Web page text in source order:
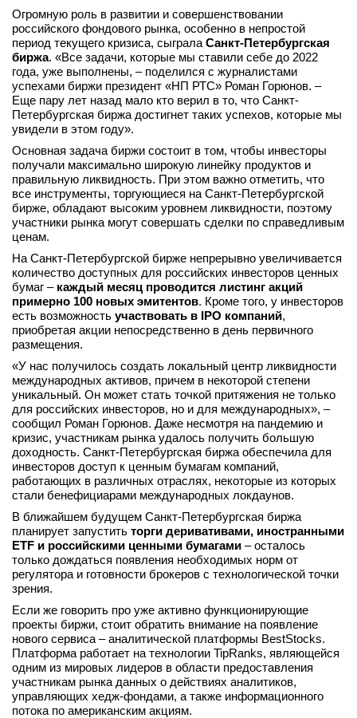
Огромную роль в развитии и совершенствовании
российского фондового рынка, особенно в непростой
период текущего кризиса, сыграла Санкт-Петербургская
биржа. «Все задачи, которые мы ставили себе до 2022
года, уже выполнены, – поделился с журналистами
успехами биржи президент «НП РТС» Роман Горюнов. –
Еще пару лет назад мало кто верил в то, что Санкт-
Петербургская биржа достигнет таких успехов, которые мы
увидели в этом году».
Основная задача биржи состоит в том, чтобы инвесторы
получали максимально широкую линейку продуктов и
правильную ликвидность. При этом важно отметить, что
все инструменты, торгующиеся на Санкт-Петербургской
бирже, обладают высоким уровнем ликвидности, поэтому
участники рынка могут совершать сделки по справедливым
ценам.
На Санкт-Петербургской бирже непрерывно увеличивается
количество доступных для российских инвесторов ценных
бумаг – каждый месяц проводится листинг акций
примерно 100 новых эмитентов. Кроме того, у инвесторов
есть возможность участвовать в IPO компаний,
приобретая акции непосредственно в день первичного
размещения.
«У нас получилось создать локальный центр ликвидности
международных активов, причем в некоторой степени
уникальный. Он может стать точкой притяжения не только
для российских инвесторов, но и для международных», –
сообщил Роман Горюнов. Даже несмотря на пандемию и
кризис, участникам рынка удалось получить большую
доходность. Санкт-Петербургская биржа обеспечила для
инвесторов доступ к ценным бумагам компаний,
работающих в различных отраслях, некоторые из которых
стали бенефициарами международных локдаунов.
В ближайшем будущем Санкт-Петербургская биржа
планирует запустить торги деривативами, иностранными
ETF и российскими ценными бумагами – осталось
только дождаться появления необходимых норм от
регулятора и готовности брокеров с технологической точки
зрения.
Если же говорить про уже активно функционирующие
проекты биржи, стоит обратить внимание на появление
нового сервиса – аналитической платформы BestStocks.
Платформа работает на технологии TipRanks, являющейся
одним из мировых лидеров в области предоставления
участникам рынка данных о действиях аналитиков,
управляющих хедж-фондами, а также информационного
потока по американским акциям.